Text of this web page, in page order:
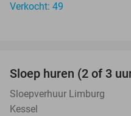
Verkocht: 49
NEW
TODAY
Sloep huren (2 of 3
Sloepverhuur Limburg
Kessel